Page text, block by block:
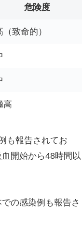
危険度
（致命的）
高
も報告されてお
開始から48時間以
の感染例も報告さ